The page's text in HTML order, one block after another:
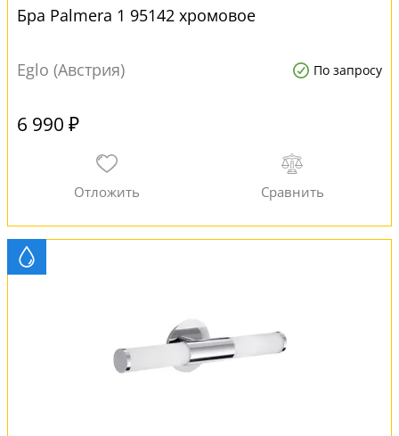
Бра Palmera 1 95142 хромовое
Eglo (Австрия) По запросу
6 990 ₽